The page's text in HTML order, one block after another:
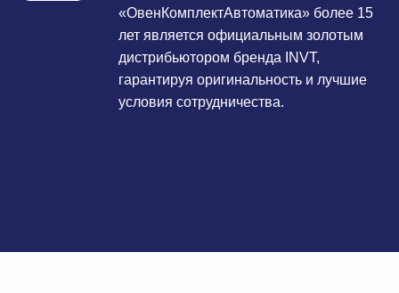
«ОвенКомплектАвтоматика» более 15
лет является официальным золотым
дистрибьютором бренда INVT,
гарантируя оригинальность и лучшие
условия сотрудничества.